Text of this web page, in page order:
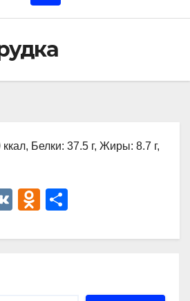
Белки: 37.5 г, Жиры: 8.7 г,
V
O
n
р